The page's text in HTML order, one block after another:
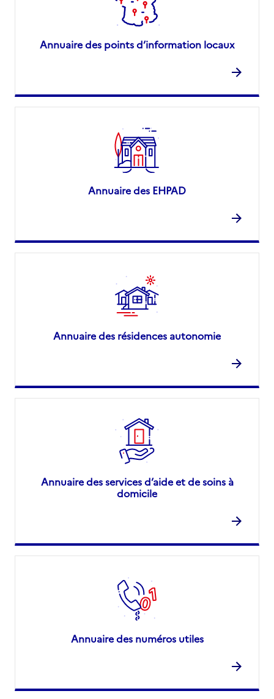
Annuaire des points d’information locaux
Annuaire des EHPAD
Annuaire des résidences autonomie
Annuaire des services d’aide et de soins à
domicile
Annuaire des numéros utiles